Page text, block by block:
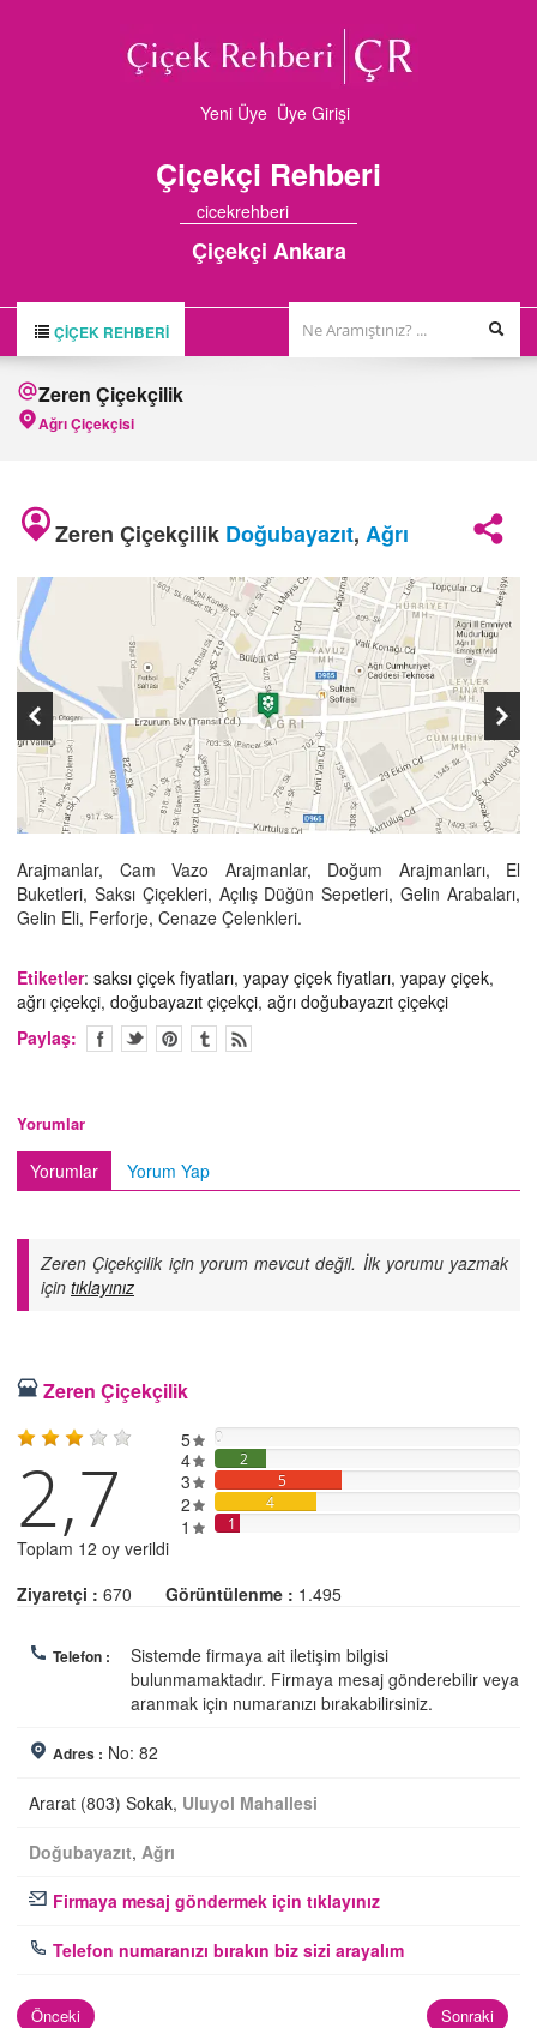
Yeni Üye Üye Girişi
Çiçekçi Rehberi
cicekrehberi
Çiçekçi Ankara
ÇIÇEK REHBERI
ÇİÇEKÇİLER
FİRMA BAŞVURUSU
Zeren Çiçekçilik
Ağrı Çiçekçisi
Zeren Çiçekçilik Doğubayazıt, Ağrı
Arajmanlar, Cam Vazo Arajmanlar, Doğum Arajmanları, El
Buketleri, Saksı Çiçekleri, Açılış Düğün Sepetleri, Gelin Arabaları,
Gelin Eli, Ferforje, Cenaze Çelenkleri.
Etiketler: saksı çiçek fiyatları, yapay çiçek fiyatları, yapay çiçek,
ağrı çiçekçi, doğubayazıt çiçekçi, ağrı doğubayazıt çiçekçi
Paylaş:
Yorumlar
Yorumlar Yorum Yap
Zeren Çiçekçilik için yorum mevcut değil. İlk yorumu yazmak
için tıklayınız
Zeren Çiçekçilik
2,7
Toplam 12 oy verildi
5 0
4 2
3 5
2 4
1 1
Ziyaretçi : 670 Görüntülenme : 1.495
Telefon :
Sistemde firmaya ait iletişim bilgisi
bulunmamaktadır. Firmaya mesaj gönderebilir veya
aranmak için numaranızı bırakabilirsiniz.
Adres : No: 82
Ararat (803) Sokak, Uluyol Mahallesi
Doğubayazıt, Ağrı
Firmaya mesaj göndermek için tıklayınız
Telefon numaranızı bırakın biz sizi arayalım
Önceki
Sonraki